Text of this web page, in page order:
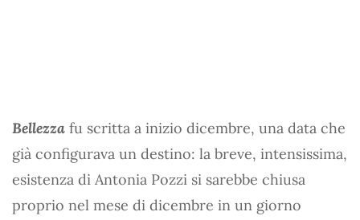
Bellezza fu scritta a inizio dicembre, una data che
già configurava un destino: la breve, intensissima,
esistenza di Antonia Pozzi si sarebbe chiusa
proprio nel mese di dicembre in un giorno